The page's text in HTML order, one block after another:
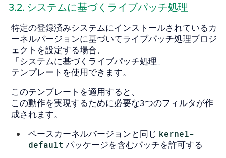
3.2. システムに基づくライブパッチ処理
特定の登録済みシステムにインストールされているカ
ーネルバージョンに基づいてライブパッチ処理プロジ
ェクトを設定する場合、
「システムに基づくライブパッチ処理」
テンプレートを使用できます。
このテンプレートを適用すると、
この動作を実現するために必要な3つのフィルタが作
成されます。
ベースカーネルバージョンと同じ kernel-
default パッケージを含むパッチを許可する